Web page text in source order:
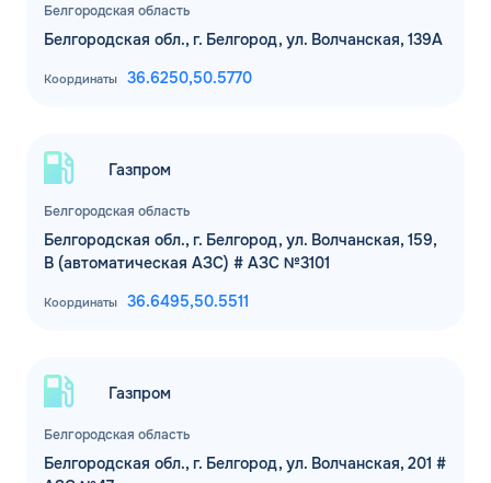
Белгородская область
Белгородская обл., г. Белгород, ул. Волчанская, 139А
Координаты 36.6250,50.5770
Белгородская область
Газпром
Белгородская обл., г. Белгород, ул. Волчанская, 159,
В (автоматическая АЗС) # АЗС №3101
Координаты 36.6495,50.5511
Белгородская область
Газпром
Белгородская обл., г. Белгород, ул. Волчанская, 201 #